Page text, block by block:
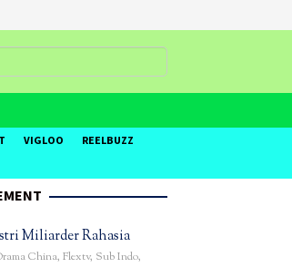
VIGLOO
REELBUZZ
Miliarder Rahasia
China, Flextv, Sub Indo,